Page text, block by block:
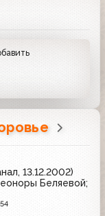
13.12.2002)
Беляевой;